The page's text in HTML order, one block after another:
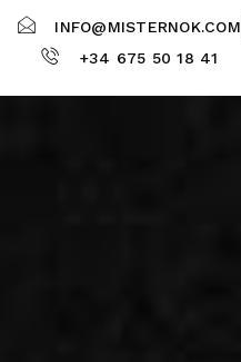
INFO@MISTERNOK.COM
+34 675 50 18 41